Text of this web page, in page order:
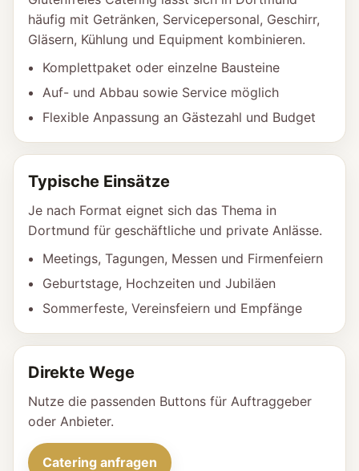
häufig mit Getränken, Servicepersonal, Geschirr,
Gläsern, Kühlung und Equipment kombinieren.
Komplettpaket oder einzelne Bausteine
Auf- und Abbau sowie Service möglich
Flexible Anpassung an Gästezahl und Budget
Typische Einsätze
Je nach Format eignet sich das Thema in
Dortmund für geschäftliche und private Anlässe.
Meetings, Tagungen, Messen und Firmenfeiern
Geburtstage, Hochzeiten und Jubiläen
Sommerfeste, Vereinsfeiern und Empfänge
Direkte Wege
Nutze die passenden Buttons für Auftraggeber
oder Anbieter.
Catering anfragen